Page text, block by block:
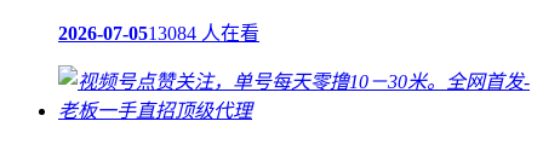
2026-07-0513084 人在看